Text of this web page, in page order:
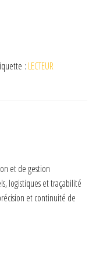
: LECTEUR
et de gestion
logistiques et traçabilité
et continuité de